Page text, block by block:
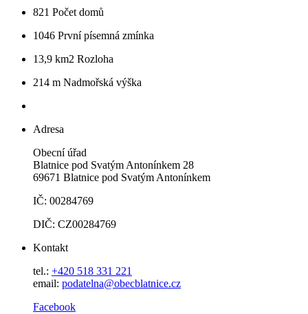
821 Počet domů
1046 První písemná zmínka
13,9 km2 Rozloha
214 m Nadmořská výška
Adresa
Obecní úřad
Blatnice pod Svatým Antonínkem 28
69671 Blatnice pod Svatým Antonínkem
IČ: 00284769
DIČ: CZ00284769
Kontakt
tel.: +420 518 331 221
email: podatelna@obecblatnice.cz
Facebook